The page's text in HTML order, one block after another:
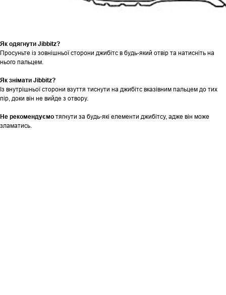
Як одягнути Jibbitz?
Просуньте із зовнішньої сторони джибітс в будь-який отвір та натисніть на
нього пальцем.
Як знімати Jibbitz?
Із внутрішньої сторони взуття тиснути на джибітс вказівним пальцем до тих
пір, доки він не вийде з отвору.
Не рекомендуємо тягнути за будь-які елементи джибітсу, адже він може
зламатись.